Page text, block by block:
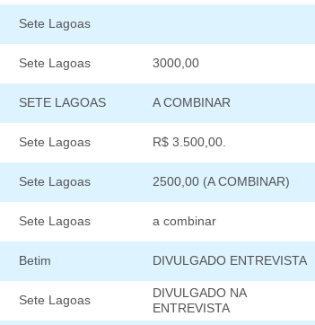
Sete Lagoas
Sete Lagoas 3000,00
SETE LAGOAS A COMBINAR
Sete Lagoas R$ 3.500,00.
Sete Lagoas 2500,00 (A COMBINAR)
Sete Lagoas a combinar
Betim DIVULGADO ENTREVISTA
Sete Lagoas
DIVULGADO NA
ENTREVISTA